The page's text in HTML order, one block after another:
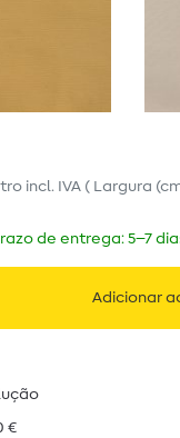
incl. IVA ( Largura
de entrega: 5–7
Adicionar
€